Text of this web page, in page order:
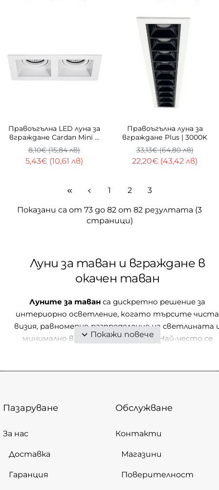
Правоъгълна LED луна за
вграждане Cardan Mini &
Double | Черна/Бяла
5,43€ (10,61 лв)
8,10€ (15,84 лв)
Правоъгълна луна за
вграждане Plus | 3000K
22,20€ (43,42 лв)
33,13€ (64,80 лв)
1 2 3
Показани са от 73 до 82 от 82 резултата (3
страници)
Луни за таван и вграждане в
окачен таван
Луните за таван са дискретно решение за
интериорно осветление, когато търсите чиста
визия, равномерно разпределение на светлината
минимално визуално присъствие. Най-често се
LED лунички, спотове за вграждане, фиксирани и
форма и приложение. Категорията е подходяща
така и за обновяване на съществуващо
осветление в домове, офиси, магазини и обекти в
Пазаруване
За нас
Доставка
Гаранция
Обслужване
Контакти
Магазини
Поверителност